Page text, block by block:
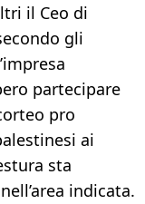
il Ceo di
gli
partecipare
pro
ai
sta
indicata.